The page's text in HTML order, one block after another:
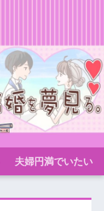
夫婦円満でいたい